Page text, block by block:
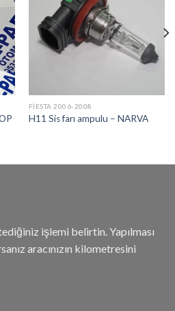
FIESTA 2006-2008
H11 Sis farı ampulu – NARVA
işlemi belirtin. Yapılması
aracınızın kilometresini